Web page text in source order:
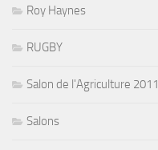
Roy Haynes
RUGBY
Salon de l'Agriculture 2011
Salons